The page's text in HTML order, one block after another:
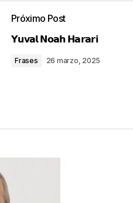
obligatorios están
Próximo Post
𝗬𝘂𝘃𝗮𝗹 𝗡𝗼𝗮𝗵 𝗛𝗮𝗿𝗮𝗿𝗶
Frases 26 marzo, 2025